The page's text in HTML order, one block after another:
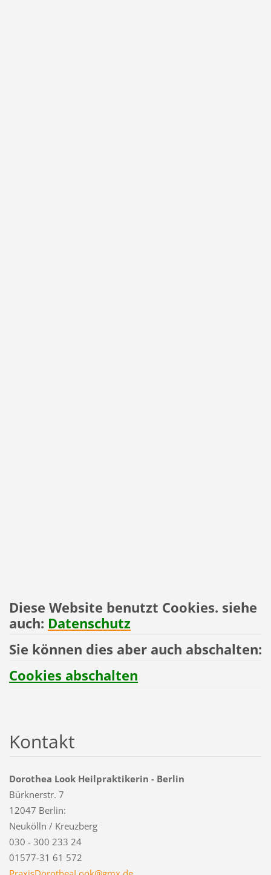
Diese Website benutzt Cookies. siehe
auch: Datenschutz
Sie können dies aber auch abschalten:
Cookies abschalten
Kontakt
Dorothea Look Heilpraktikerin - Berlin
Bürknerstr. 7
12047 Berlin:
Neukölln / Kreuzberg
030 - 300 233 24
01577-31 61 572